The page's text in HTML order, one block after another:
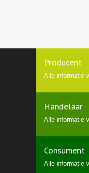
Producent
Alle informatie
Handelaar
Alle informatie
Consument
Alle informatie